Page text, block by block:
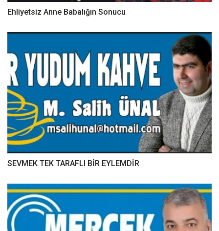
Ehliyetsiz Anne Babalığın Sonucu
SEVMEK TEK TARAFLI BİR EYLEMDİR